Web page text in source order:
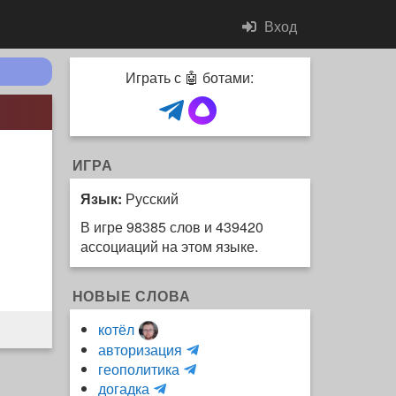
Вход
Играть с 🤖 ботами:
ИГРА
Язык: Русский
В игре 98385 слов и 439420
ассоциаций на этом языке.
НОВЫЕ СЛОВА
котёл
авторизация
и
геополитика
H
догадка
m